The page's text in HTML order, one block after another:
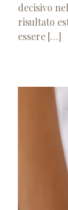
decisivo
risultato
essere […]